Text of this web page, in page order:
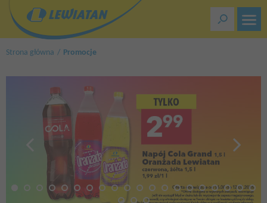
treści
Strona główna Promocje